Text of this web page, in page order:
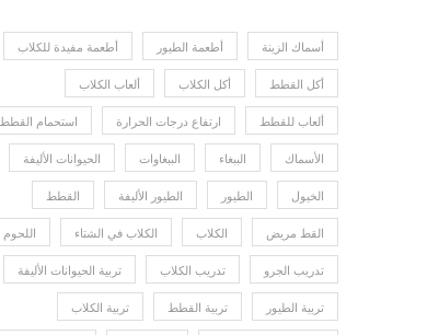
أفضل مطهرات لجروح وإصابات
الخيول.. الملح والخل أبرزهم
أسماك الزينة أطعمة الطيور أطعمة مفيدة للكلاب
أكل القطط أكل الكلاب ألعاب الكلاب
ألعاب للقطط ارتفاع درجات الحرارة استحمام القطط
الأسماك الببغاء الببغاوات الحيوانات الأليفة
الخيول الطيور الطيور الأليفة القطط
القط مريض الكلاب الكلاب في الشتاء اللحوم
تدريب الجرو تدريب الكلاب تربية الحيوانات الأليفة
تربية الطيور تربية القطط تربية الكلاب